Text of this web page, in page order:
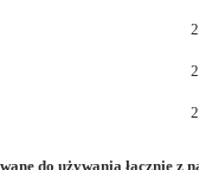
do używania łącznie z